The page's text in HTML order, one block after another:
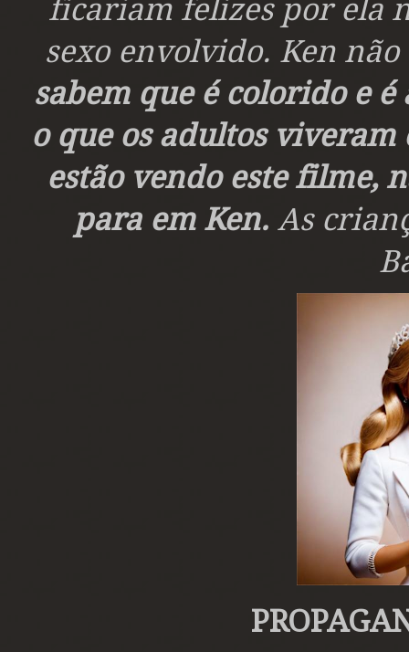
ficariam felizes por ela
sexo envolvido. Ken
sabem que é colorido e
o que os adultos viveram
estão vendo este filme,
para em Ken. As